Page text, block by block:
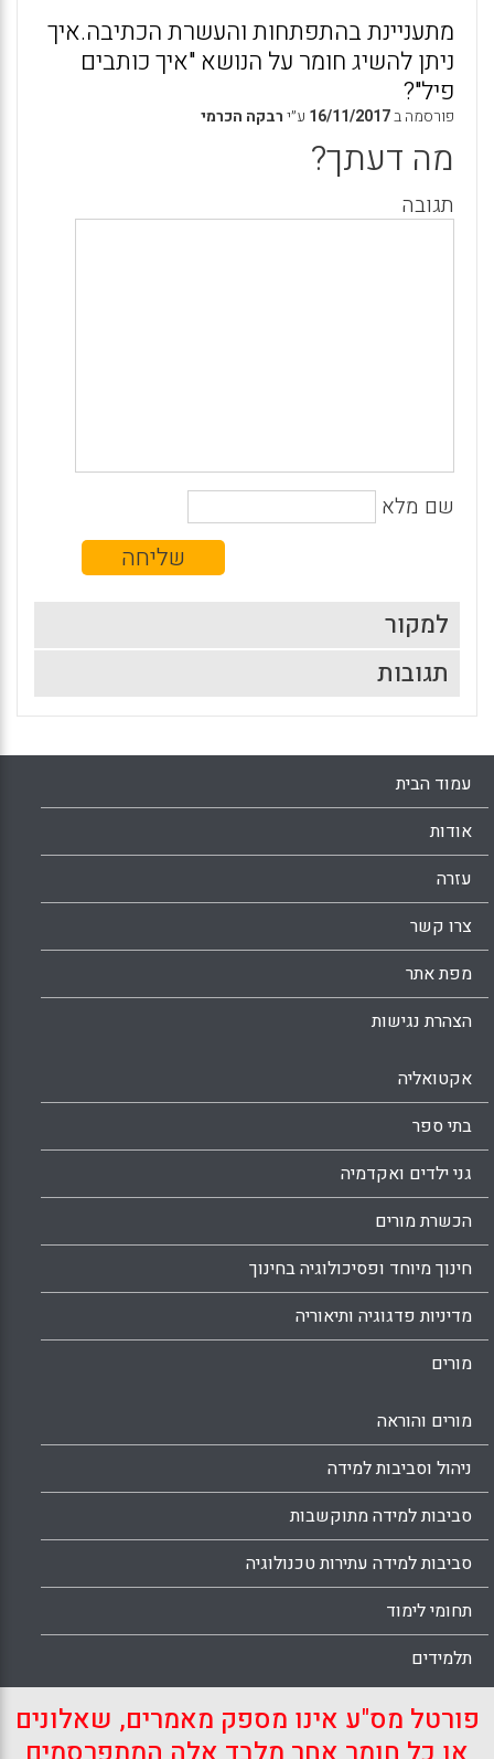
מתעניינת בהתפתחות והעשרת הכתיבה.איך
ניתן להשיג חומר על הנושא "איך כותבים
פיל"?
פורסמה ב16/11/2017 ע״ירבקה הכרמי
מה דעתך?
תגובה
שם מלא
למקור
תגובות
עמוד הבית
אודות
עזרה
צרו קשר
מפת אתר
הצהרת נגישות
אקטואליה
בתי ספר
גני ילדים ואקדמיה
הכשרת מורים
חינוך מיוחד ופסיכולוגיה בחינוך
מדיניות פדגוגיה ותיאוריה
מורים
מורים והוראה
ניהול וסביבות למידה
סביבות למידה מתוקשבות
סביבות למידה עתירות טכנולוגיה
תחומי לימוד
תלמידים
פורטל מס"ע אינו מספק מאמרים, שאלונים